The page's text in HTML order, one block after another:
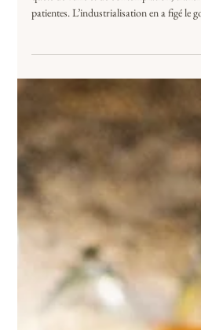
Liqueur de Café
Des monastères soufis aux abbayes
quête de veille et de contemplation,
patientes. L’industrialisation en a figé le
Aujourd’hui, certains reviennent au
liqueur de café renaît entre maquis et
où chaque millésime raconte un lieu,